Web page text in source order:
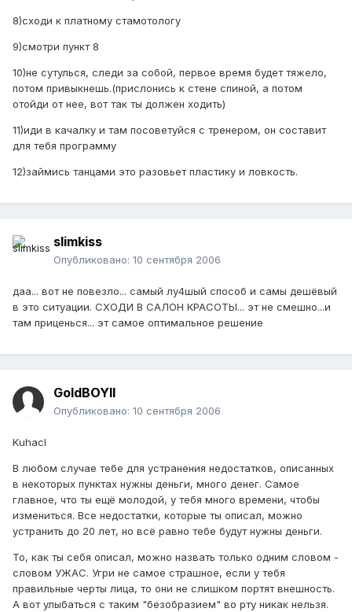
8)сходи к платному стамотологу
9)смотри пункт 8
10)не сутулься, следи за собой, первое время будет тяжело,
потом привыкнешь.(прислонись к стене спиной, а потом
отойди от нее, вот так ты должен ходить)
11)иди в качалку и там посоветуйся с тренером, он составит
для тебя программу
12)займись танцами это разовьет пластику и ловкость.
slimkiss
Опубликовано: 10 сентября 2006
даа... вот не повезло... самый лу4шый способ и самы дешёвый
в это ситуации. СХОДИ В САЛОН КРАСОТЫ... эт не смешно...и
там приценься... эт самое оптимальное решение
GoldBOYII
Опубликовано: 10 сентября 2006
Kuhacl
В любом случае тебе для устранения недостатков, описанных
в некоторых пунктах нужны деньги, много денег. Самое
главное, что ты ещё молодой, у тебя много времени, чтобы
измениться. Все недостатки, которые ты описал, можно
устранить до 20 лет, но всё равно тебе будут нужны деньги.
То, как ты себя описал, можно назвать только одним словом -
словом УЖАС. Угри не самое страшное, если у тебя
правильные черты лица, то они не слишком портят внешность.
А вот улыбаться с таким "безобразием" во рту никак нельзя.